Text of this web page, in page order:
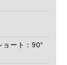
ョート：90°